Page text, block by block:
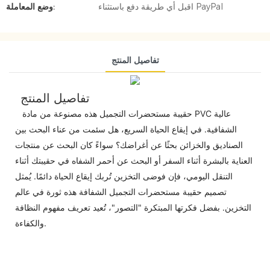
وضع المعاملة:
اقبل أي طريقة دفع باستثناء PayPal
تفاصيل المنتج
تفاصيل المنتج
حقيبة مستحضرات التجميل هذه مصنوعة من مادة PVC عالية
الشفافية. في إيقاع الحياة السريع، هل سئمت من عناء البحث بين
الصناديق والخزائن بحثًا عن أغراضك؟ سواءً كان البحث عن منتجات
العناية بالبشرة أثناء السفر أو البحث عن أحمر الشفاه في حقيبتك أثناء
التنقل اليومي، فإن فوضى التخزين تُربك إيقاع الحياة دائمًا. يُمثل
تصميم حقيبة مستحضرات التجميل الشفافة هذه ثورة في عالم
التخزين. بفضل فكرتها المبتكرة "التصور"، تُعيد تعريف مفهوم النظافة
والكفاءة.